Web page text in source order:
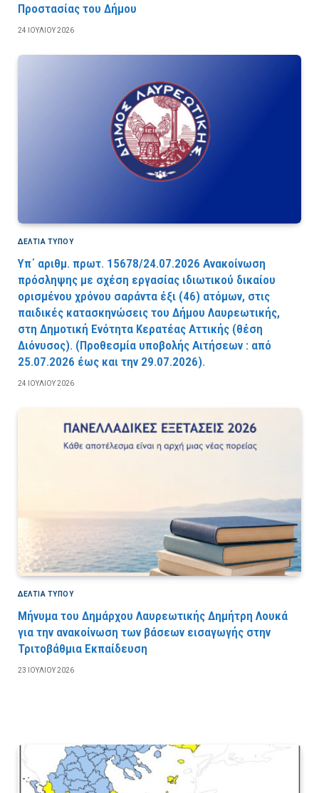
Προστασίας του Δήμου
24 ΙΟΥΛΊΟΥ 2026
ΔΕΛΤΙΑ ΤΥΠΟΥ
Υπ΄ αριθμ. πρωτ. 15678/24.07.2026 Ανακοίνωση
πρόσληψης με σχέση εργασίας ιδιωτικού δικαίου
ορισμένου χρόνου σαράντα έξι (46) ατόμων, στις
παιδικές κατασκηνώσεις του Δήμου Λαυρεωτικής,
στη Δημοτική Ενότητα Κερατέας Αττικής (θέση
Διόνυσος). (Προθεσμία υποβολής Αιτήσεων : από
25.07.2026 έως και την 29.07.2026).
24 ΙΟΥΛΊΟΥ 2026
ΔΕΛΤΙΑ ΤΥΠΟΥ
Μήνυμα του Δημάρχου Λαυρεωτικής Δημήτρη Λουκά
για την ανακοίνωση των βάσεων εισαγωγής στην
Τριτοβάθμια Εκπαίδευση
23 ΙΟΥΛΊΟΥ 2026